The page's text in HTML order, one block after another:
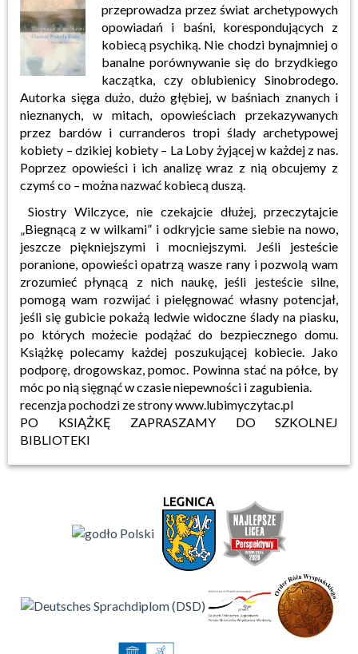
przeprowadza przez świat archetypowych
opowiadań i baśni, korespondujących z
kobiecą psychiką. Nie chodzi bynajmniej o
banalne porównywanie się do brzydkiego
kaczątka, czy oblubienicy Sinobrodego.
Autorka sięga dużo, dużo głębiej, w baśniach znanych i
nieznanych, w mitach, opowieściach przekazywanych
przez bardów i curranderos tropi ślady archetypowej
kobiety – dzikiej kobiety – La Loby żyjącej w każdej z nas.
Poprzez opowieści i ich analizę wraz z nią obcujemy z
czymś co – można nazwać kobiecą duszą.
Siostry Wilczyce, nie czekajcie dłużej, przeczytajcie
„Biegnącą z w wilkami” i odkryjcie same siebie na nowo,
jeszcze piękniejszymi i mocniejszymi. Jeśli jesteście
poranione, opowieści opatrzą wasze rany i pozwolą wam
zrozumieć płynącą z nich naukę, jeśli jesteście silne,
pomogą wam rozwijać i pielęgnować własny potencjał,
jeśli się gubicie pokażą ledwie widoczne ślady na piasku,
po których możecie podążać do bezpiecznego domu.
Książkę polecamy każdej poszukującej kobiecie. Jako
podporę, drogowskaz, pomoc. Powinna stać na półce, by
móc po nią sięgnąć w czasie niepewności i zagubienia.
recenzja pochodzi ze strony www.lubimyczytac.pl
PO KSIĄŻKĘ ZAPRASZAMY DO SZKOLNEJ
BIBLIOTEKI